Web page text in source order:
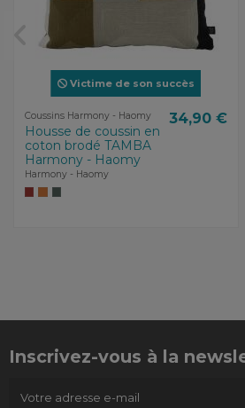
Victime de son succès
Coussins Harmony - Haomy
Housse de coussin en
coton brodé TAMBA
Harmony - Haomy
Harmony - Haomy
34,90 €
Inscrivez-vous à la